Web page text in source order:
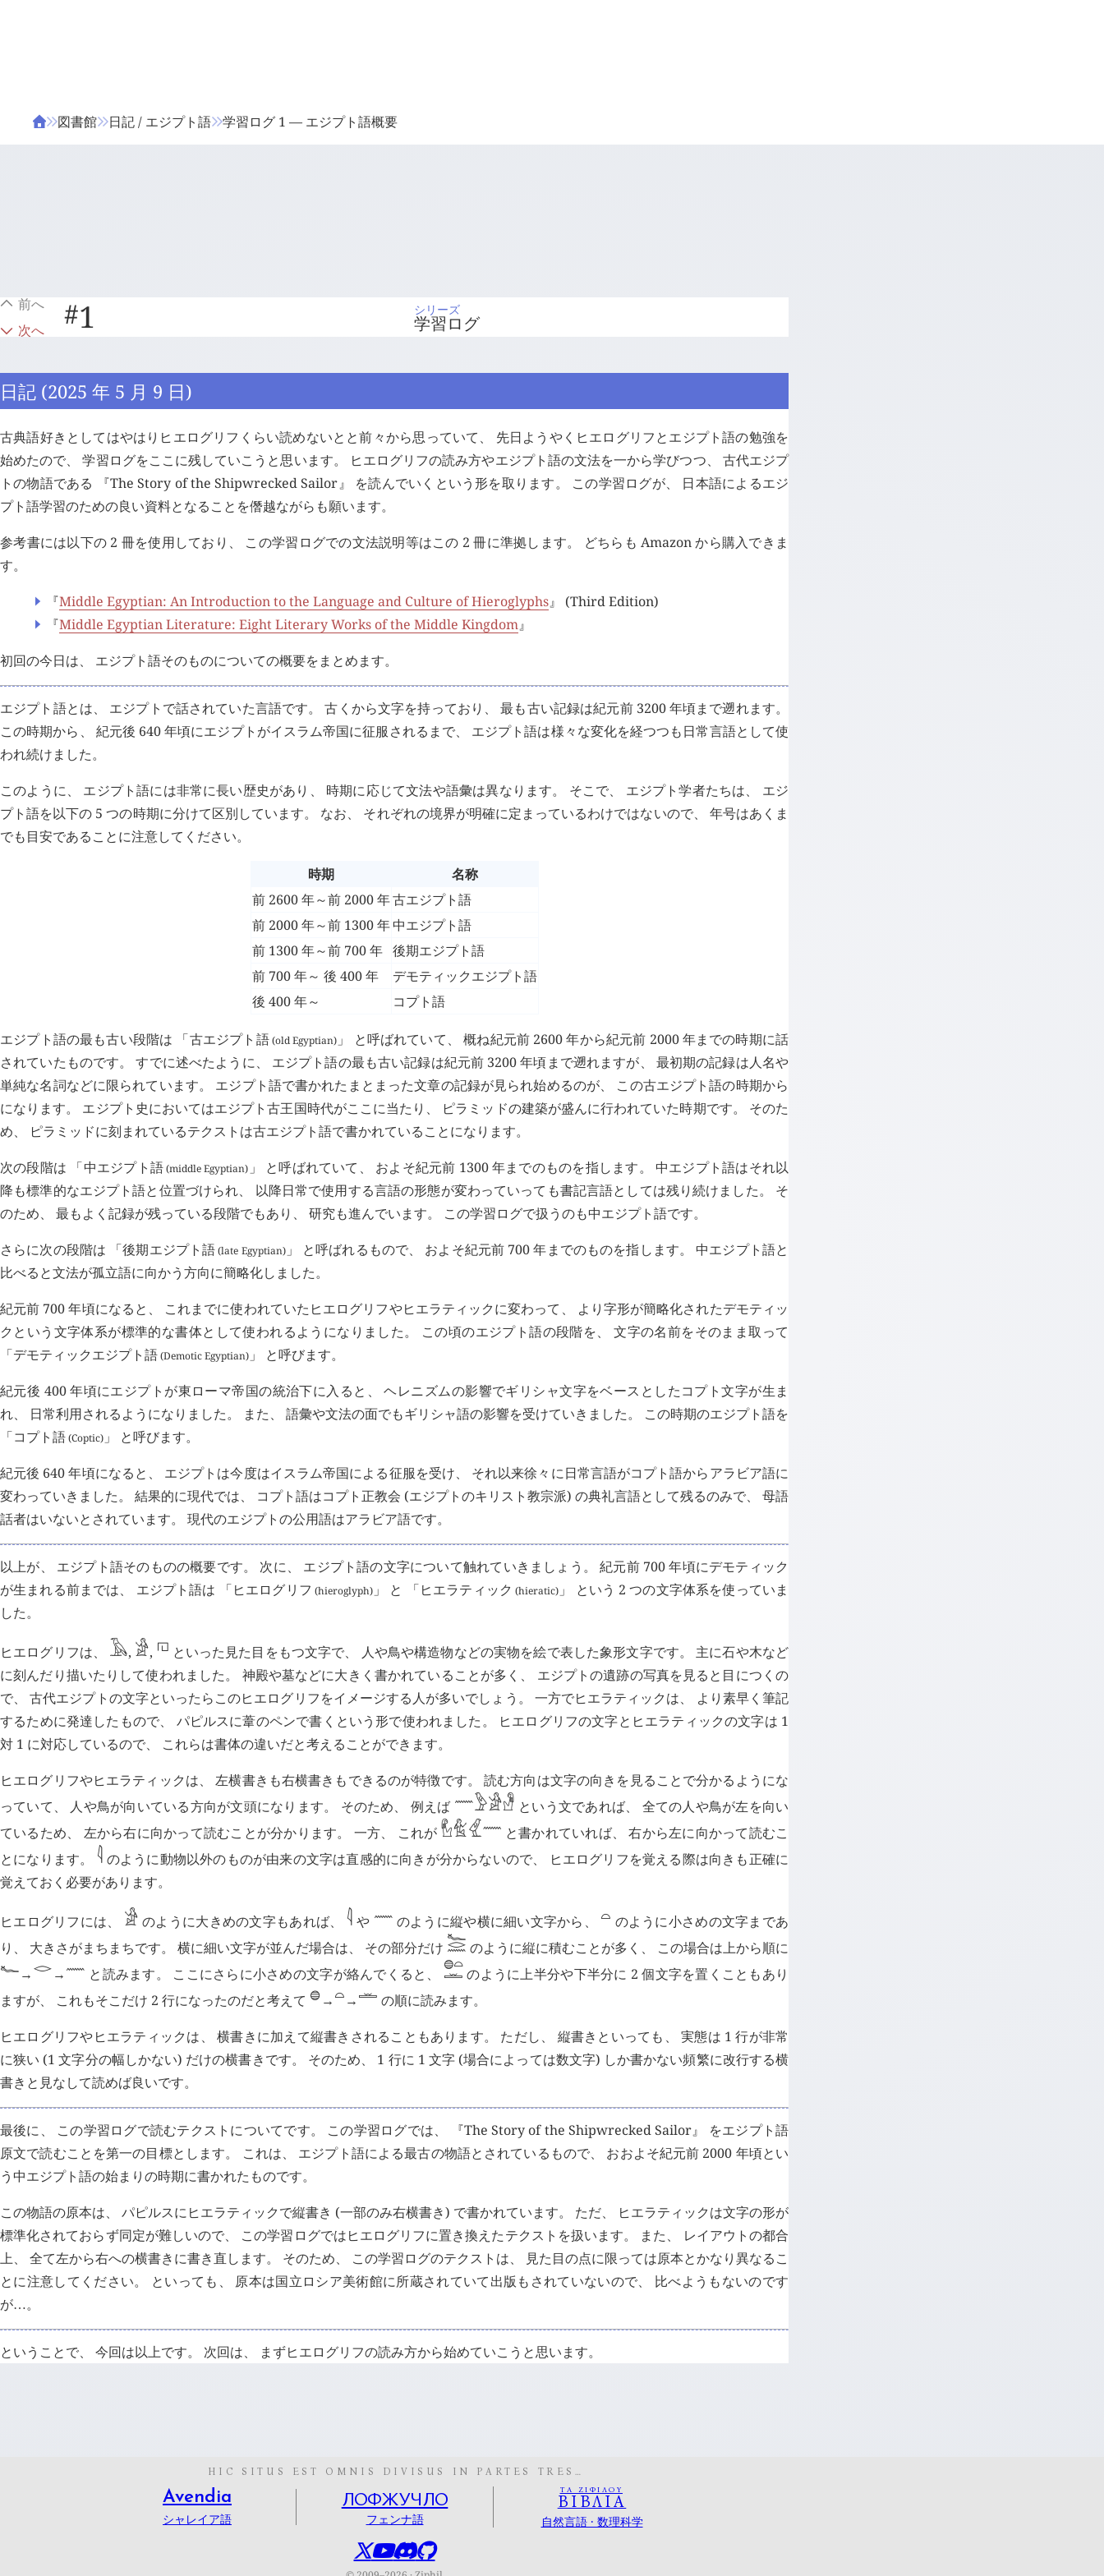
図書館 日記 / エジプト語 学習ログ 1 — エジプト語概要
#1 シリーズ
学習ログ
前へ
次へ
日記 (2025 年 5 月 9 日)
古典語好きとしてはやはりヒエログリフくらい読めないとと前々から思っていて、 先日ようやくヒエログリフとエジプト語の勉強を
始めたので、 学習ログをここに残していこうと思います。 ヒエログリフの読み方やエジプト語の文法を一から学びつつ、 古代エジプ
トの物語である 『The Story of the Shipwrecked Sailor』 を読んでいくという形を取ります。 この学習ログが、 日本語によるエジ
プト語学習のための良い資料となることを僭越ながらも願います。
参考書には以下の 2 冊を使用しており、 この学習ログでの文法説明等はこの 2 冊に準拠します。 どちらも Amazon から購入できま
す。
『Middle Egyptian: An Introduction to the Language and Culture of Hieroglyphs』 (Third Edition)
『Middle Egyptian Literature: Eight Literary Works of the Middle Kingdom』
初回の今日は、 エジプト語そのものについての概要をまとめます。
エジプト語とは、 エジプトで話されていた言語です。 古くから文字を持っており、 最も古い記録は紀元前 3200 年頃まで遡れます。
この時期から、 紀元後 640 年頃にエジプトがイスラム帝国に征服されるまで、 エジプト語は様々な変化を経つつも日常言語として使
われ続けました。
このように、 エジプト語には非常に長い歴史があり、 時期に応じて文法や語彙は異なります。 そこで、 エジプト学者たちは、 エジ
プト語を以下の 5 つの時期に分けて区別しています。 なお、 それぞれの境界が明確に定まっているわけではないので、 年号はあくま
でも目安であることに注意してください。
時期
名称
前 2600 年～前 2000 年古エジプト語
前 2000 年～前 1300 年 中エジプト語
前 1300 年～前 700 年 後期エジプト語
前 700 年～ 後 400 年
デモティックエジプト語
後 400 年～
コプト語
エジプト語の最も古い段階は 「古エジプト語(old Egyptian) 」 と呼ばれていて、 概ね紀元前 2600 年から紀元前 2000 年までの時期に話
されていたものです。 すでに述べたように、 エジプト語の最も古い記録は紀元前 3200 年頃まで遡れますが、 最初期の記録は人名や
単純な名詞などに限られています。 エジプト語で書かれたまとまった文章の記録が見られ始めるのが、 この古エジプト語の時期から
になります。 エジプト史においてはエジプト古王国時代がここに当たり、 ピラミッドの建築が盛んに行われていた時期です。 そのた
め、 ピラミッドに刻まれているテクストは古エジプト語で書かれていることになります。
次の段階は 「中エジプト語(middle Egyptian) 」 と呼ばれていて、 およそ紀元前 1300 年までのものを指します。 中エジプト語はそれ以
降も標準的なエジプト語と位置づけられ、 以降日常で使用する言語の形態が変わっていっても書記言語としては残り続けました。 そ
のため、 最もよく記録が残っている段階でもあり、 研究も進んでいます。 この学習ログで扱うのも中エジプト語です。
さらに次の段階は 「後期エジプト語(late Egyptian)」 と呼ばれるもので、 およそ紀元前 700 年までのものを指します。 中エジプト語と
比べると文法が孤立語に向かう方向に簡略化しました。
紀元前 700 年頃になると、 これまでに使われていたヒエログリフやヒエラティックに変わって、 より字形が簡略化されたデモティッ
クという文字体系が標準的な書体として使われるようになりました。 この頃のエジプト語の段階を、 文字の名前をそのまま取って
「デモティックエジプト語(Demotic Egyptian) 」 と呼びます。
紀元後 400 年頃にエジプトが東ローマ帝国の統治下に入ると、 ヘレニズムの影響でギリシャ文字をベースとしたコプト文字が生ま
れ、 日常利用されるようになりました。 また、 語彙や文法の面でもギリシャ語の影響を受けていきました。 この時期のエジプト語を
「コプト語(Coptic) 」 と呼びます。
紀元後 640 年頃になると、 エジプトは今度はイスラム帝国による征服を受け、 それ以来徐々に日常言語がコプト語からアラビア語に
変わっていきました。 結果的に現代では、 コプト語はコプト正教会 (エジプトのキリスト教宗派) の典礼言語として残るのみで、 母語
話者はいないとされています。 現代のエジプトの公用語はアラビア語です。
以上が、 エジプト語そのものの概要です。 次に、 エジプト語の文字について触れていきましょう。 紀元前 700 年頃にデモティック
が生まれる前までは、 エジプト語は 「ヒエログリフ (hieroglyph)」 と 「ヒエラティック (hieratic) 」 という 2 つの文字体系を使っていま
した。
ヒエログリフは、 𓄿, 𓀀,
𓉔
といった見た目をもつ文字で、 人や鳥や構造物などの実物を絵で表した象形文字です。 主に石や木など
に刻んだり描いたりして使われました。 神殿や墓などに大きく書かれていることが多く、 エジプトの遺跡の写真を見ると目につくの
で、 古代エジプトの文字といったらこのヒエログリフをイメージする人が多いでしょう。 一方でヒエラティックは、 より素早く筆記
するために発達したもので、 パピルスに葦のペンで書くという形で使われました。 ヒエログリフの文字とヒエラティックの文字は 1
対 1 に対応しているので、 これらは書体の違いだと考えることができます。
ヒエログリフやヒエラティックは、 左横書きも右横書きもできるのが特徴です。 読む方向は文字の向きを見ることで分かるようにな
っていて、 人や鳥が向いている方向が文頭になります。 そのため、 例えば
𓈖 𓅱𓀀𓁐 という文であれば、 全ての人や鳥が左を向い
ているため、 左から右に向かって読むことが分かります。 一方、 これが
𓅱
𓀀
𓁐
と書かれていれば、 右から左に向かって読むこ
とになります。 𓇋 のように動物以外のものが由来の文字は直感的に向きが分からないので、 ヒエログリフを覚える際は向きも正確に
覚えておく必要があります。
ヒエログリフには、 𓀀 のように大きめの文字もあれば、 𓇋 や のように縦や横に細い文字から、
𓏏
のように小さめの文字まであ
り、 大きさがまちまちです。 横に細い文字が並んだ場合は、 その部分だけ
𓆑
𓂋
𓈖 のように縦に積むことが多く、 この場合は上から順に
𓆑
→
𓂋
→
𓈖
と読みます。 ここにさらに小さめの文字が絡んでくると、
𓐍𓏏
𓏛 のように上半分や下半分に 2 個文字を置くこともあり
ますが、 これもそこだけ 2 行になったのだと考えて
𓐍
→
𓏏
→
𓏛
の順に読みます。
ヒエログリフやヒエラティックは、 横書きに加えて縦書きされることもあります。 ただし、 縦書きといっても、 実態は 1 行が非常
に狭い (1 文字分の幅しかない) だけの横書きです。 そのため、 1 行に 1 文字 (場合によっては数文字) しか書かない頻繁に改行する横
書きと見なして読めば良いです。
最後に、 この学習ログで読むテクストについてです。 この学習ログでは、 『The Story of the Shipwrecked Sailor』 をエジプト語
原文で読むことを第一の目標とします。 これは、 エジプト語による最古の物語とされているもので、 おおよそ紀元前 2000 年頃とい
う中エジプト語の始まりの時期に書かれたものです。
この物語の原本は、 パピルスにヒエラティックで縦書き (一部のみ右横書き) で書かれています。 ただ、 ヒエラティックは文字の形が
標準化されておらず同定が難しいので、 この学習ログではヒエログリフに置き換えたテクストを扱います。 また、 レイアウトの都合
上、 全て左から右への横書きに書き直します。 そのため、 この学習ログのテクストは、 見た目の点に限っては原本とかなり異なるこ
とに注意してください。 といっても、 原本は国立ロシア美術館に所蔵されていて出版もされていないので、 比べようもないのです
が…。
ということで、 今回は以上です。 次回は、 まずヒエログリフの読み方から始めていこうと思います。
HIC SITUS EST OMNIS DIVISUS IN PARTES TRES…
Avendia
シャレイア語
ЛОФЖУЧЛО
フェンナ語
ΤΑ ΖΙΦΙΛΟΥ
ΒΙΒΛΙΑ
自然言語 · 数理科学